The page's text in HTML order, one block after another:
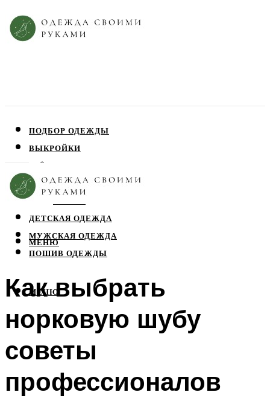
ПОДБОР ОДЕЖДЫ
ВЫКРОЙКИ
ЮБКИ
ДЕТСКАЯ ОДЕЖДА
МУЖСКАЯ ОДЕЖДА
ПОШИВ ОДЕЖДЫ
МЕНЮ
МЕНЮ
Как выбрать
норковую шубу
советы
профессионалов